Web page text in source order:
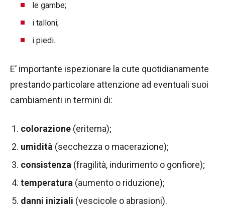
le gambe;
i talloni;
i piedi.
E’ importante ispezionare la cute quotidianamente
prestando particolare attenzione ad eventuali suoi
cambiamenti in termini di:
colorazione (eritema);
umidità (secchezza o macerazione);
consistenza (fragilità, indurimento o gonfiore);
temperatura (aumento o riduzione);
danni iniziali (vescicole o abrasioni).